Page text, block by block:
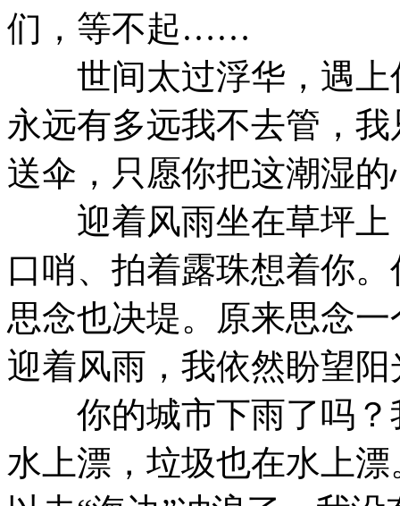
们，等不起……
世间太过浮华，遇上
永远有多远我不去管，
送伞，只愿你把这潮湿
迎着风雨坐在草坪上
口哨、拍着露珠想着你
思念也决堤。原来思念
迎着风雨，我依然盼望
你的城市下雨了吗？
水上漂，垃圾也在水上